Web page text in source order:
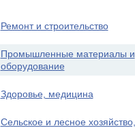
Ремонт и строительство
Промышленные материалы и
оборудование
Здоровье, медицина
Сельское и лесное хозяйство,